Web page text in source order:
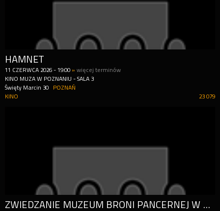
HAMNET
11 CZERWCA 2026 -19:00 »więcej terminów
KINO MUZA W POZNANIU - SALA 3
Święty Marcin 30
POZNAŃ
23 079
KINO
ZWIEDZANIE MUZEUM BRONI PANCERNEJ W POZNANIU